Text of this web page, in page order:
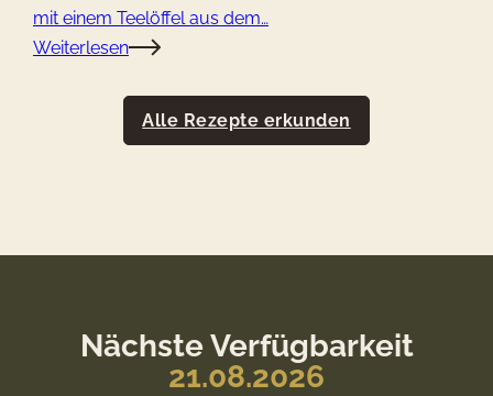
mit einem Teelöffel aus dem…
Weiterlesen
Alle Rezepte erkunden
Nächste Verfügbarkeit
21.08.2026